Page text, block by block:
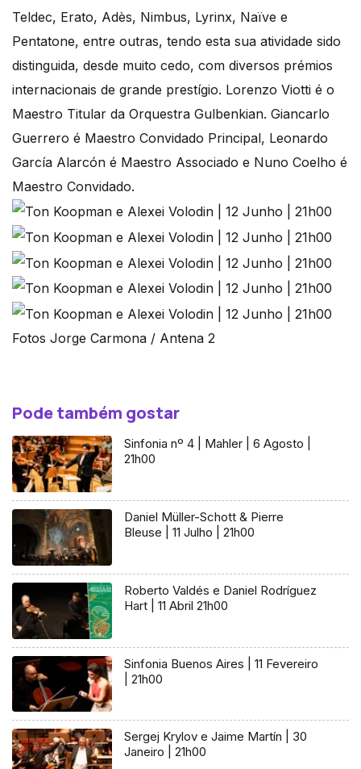
Teldec, Erato, Adès, Nimbus, Lyrinx, Naïve e
Pentatone, entre outras, tendo esta sua atividade sido
distinguida, desde muito cedo, com diversos prémios
internacionais de grande prestígio. Lorenzo Viotti é o
Maestro Titular da Orquestra Gulbenkian. Giancarlo
Guerrero é Maestro Convidado Principal, Leonardo
García Alarcón é Maestro Associado e Nuno Coelho é
Maestro Convidado.
Fotos Jorge Carmona / Antena 2
Pode também gostar
Sinfonia nº 4 | Mahler | 6 Agosto |
21h00
Daniel Müller-Schott & Pierre
Bleuse | 11 Julho | 21h00
Roberto Valdés e Daniel Rodríguez
Hart | 11 Abril 21h00
Sinfonia Buenos Aires | 11 Fevereiro
| 21h00
Sergej Krylov e Jaime Martín | 30
Janeiro | 21h00